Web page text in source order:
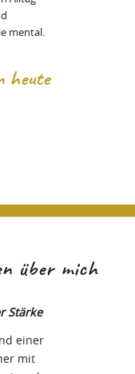
mental.
heute
über mich
Stärke
einer
mit